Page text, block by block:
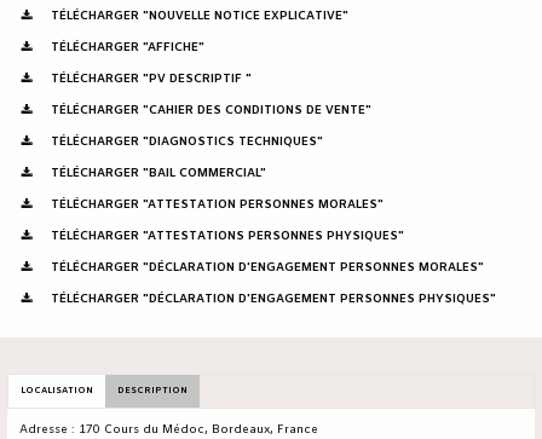
TÉLÉCHARGER "NOUVELLE NOTICE EXPLICATIVE"
TÉLÉCHARGER "AFFICHE"
TÉLÉCHARGER "PV DESCRIPTIF "
TÉLÉCHARGER "CAHIER DES CONDITIONS DE VENTE"
TÉLÉCHARGER "DIAGNOSTICS TECHNIQUES"
TÉLÉCHARGER "BAIL COMMERCIAL"
TÉLÉCHARGER "ATTESTATION PERSONNES MORALES"
TÉLÉCHARGER "ATTESTATIONS PERSONNES PHYSIQUES"
TÉLÉCHARGER "DÉCLARATION D'ENGAGEMENT PERSONNES MORALES"
TÉLÉCHARGER "DÉCLARATION D'ENGAGEMENT PERSONNES PHYSIQUES"
LOCALISATION DESCRIPTION
Adresse : 170 Cours du Médoc, Bordeaux, France